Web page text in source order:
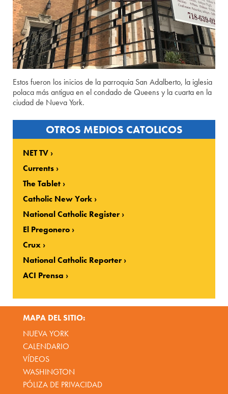
Estos fueron los inicios de la parroquia San Adalberto, la iglesia
polaca más antigua en el condado de Queens y la cuarta en la
ciudad de Nueva York.
OTROS MEDIOS CATOLICOS
NET TV
Currents
The Tablet
Catholic New York
National Catholic Register
El Pregonero
Crux
National Catholic Reporter
ACI Prensa
MAPA DEL SITIO:
NUEVA YORK
CALENDARIO
VÍDEOS
WASHINGTON
PÓLIZA DE PRIVACIDAD